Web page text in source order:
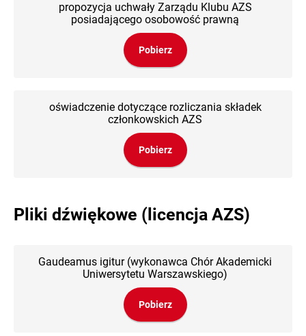
propozycja uchwały Zarządu Klubu AZS
posiadającego osobowość prawną
Pobierz
oświadczenie dotyczące rozliczania składek
członkowskich AZS
Pobierz
Pliki dźwiękowe (licencja AZS)
Gaudeamus igitur (wykonawca Chór Akademicki
Uniwersytetu Warszawskiego)
Pobierz